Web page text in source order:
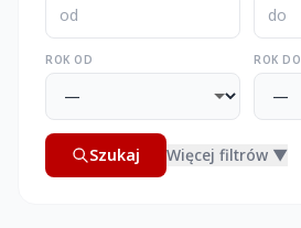
ROK OD ROK DO
Szukaj Więcej filtrów ▼